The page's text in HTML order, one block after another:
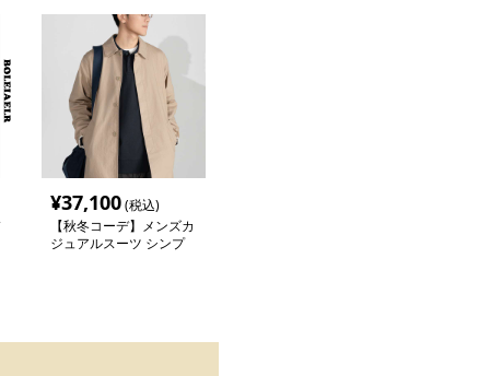
¥37,100(税込)
【秋冬コーデ】メンズカ
ジュアルスーツ シンプ